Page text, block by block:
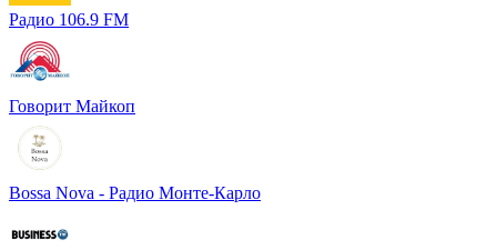
Радио 106.9 FM
Говорит Майкоп
Bossa Nova - Радио Монте-Карло